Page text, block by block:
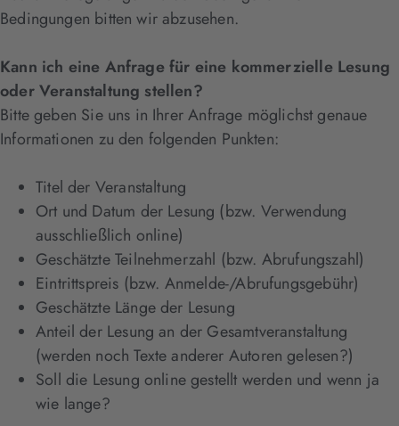
Bedingungen bitten wir abzusehen.
Kann ich eine Anfrage für eine kommerzielle Lesung
oder Veranstaltung stellen?
Bitte geben Sie uns in Ihrer Anfrage möglichst genaue
Informationen zu den folgenden Punkten:
Titel der Veranstaltung
Ort und Datum der Lesung (bzw. Verwendung
ausschließlich online)
Geschätzte Teilnehmerzahl (bzw. Abrufungszahl)
Eintrittspreis (bzw. Anmelde-/Abrufungsgebühr)
Geschätzte Länge der Lesung
Anteil der Lesung an der Gesamtveranstaltung
(werden noch Texte anderer Autoren gelesen?)
Soll die Lesung online gestellt werden und wenn ja
wie lange?